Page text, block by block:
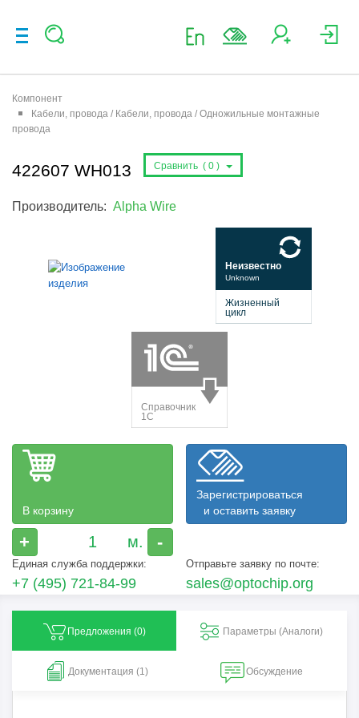
Компонент
Кабели, провода / Кабели, провода / Одножильные монтажные
провода
422607 WH013 Сравнить ( 0 )
Производитель: Alpha Wire
В корзину
+ -
Зарегистрироваться
и оставить заявку
Единая служба поддержки:
+7 (495) 721-84-99
Отправьте заявку по почте:
sales@optochip.org
Предложения (0) Параметры (Aналоги)
Документация (1) Обсуждение